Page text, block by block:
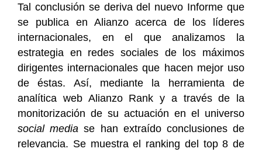
Tal conclusión se deriva del nuevo Informe que
se publica en Alianzo acerca de los líderes
internacionales, en el que analizamos la
estrategia en redes sociales de los máximos
dirigentes internacionales que hacen mejor uso
de éstas. Así, mediante la herramienta de
analítica web Alianzo Rank y a través de la
monitorización de su actuación en el universo
social media se han extraído conclusiones de
relevancia. Se muestra el ranking del top 8 de